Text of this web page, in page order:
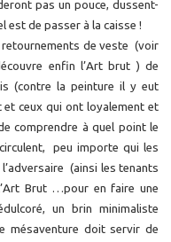
pas un pouce, dussent-
est de passer à la caisse !
retournements de veste (voir
enfin l’Art brut ) de
(contre la peinture il y eut
ceux qui ont loyalement et
comprendre à quel point le
peu importe qui les
(ainsi les tenants
Brut …pour en faire une
un brin minimaliste
mésaventure doit servir de